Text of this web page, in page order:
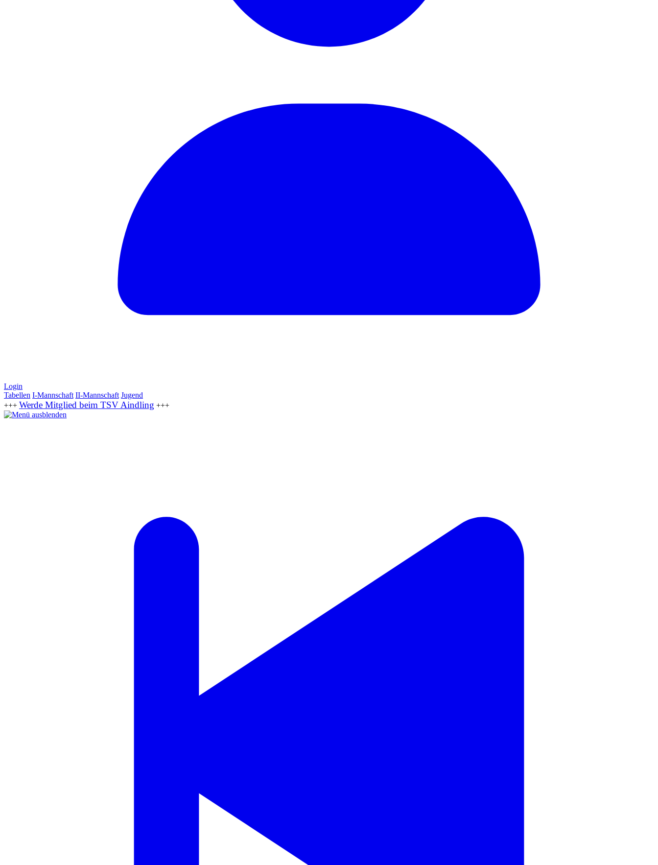
Login
Tabellen I-Mannschaft II-Mannschaft Jugend
+++ Werde Mitglied beim TSV Aindling +++